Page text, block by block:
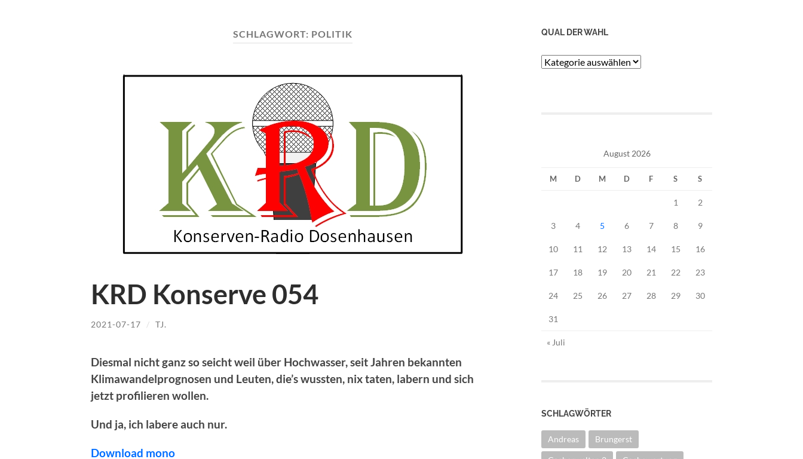
SCHLAGWORT: POLITIK
KRD Konserve 054
2021-07-17 / TJ.
Diesmal nicht ganz so seicht weil über Hochwasser, seit Jahren bekannten
Klimawandelprognosen und Leuten, die’s wussten, nix taten, labern und sich
jetzt profilieren wollen.
Und ja, ich labere auch nur.
Download mono
QUAL DER WAHL
Qual
August 2026
M D M D F S S
1 2
3 4 5 6 7 8 9
10 11 12 13 14 15 16
17 18 19 20 21 22 23
24 25 26 27 28 29 30
31
« Juli
SCHLAGWÖRTER
Andreas Brungerst